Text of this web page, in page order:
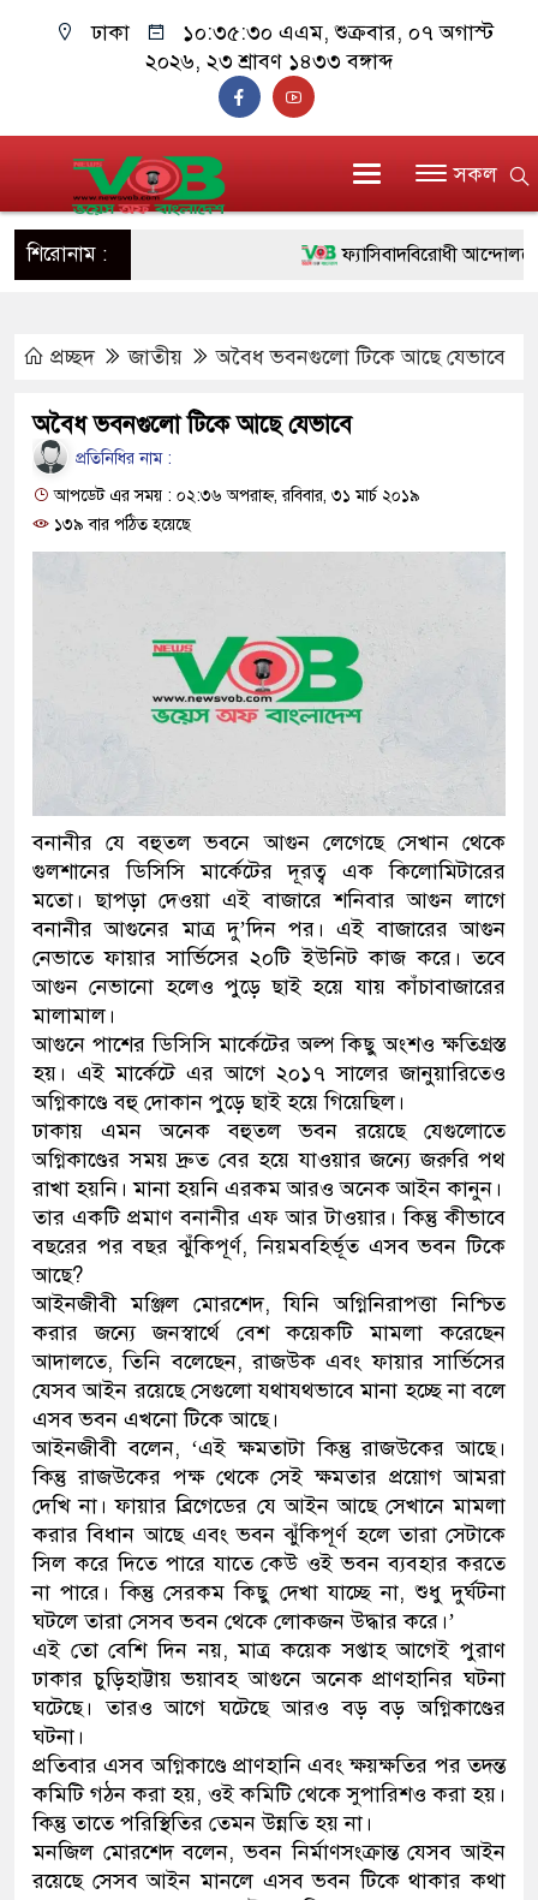
ঢাকা ১০:৩৫:৩১ এএম, শুক্রবার, ০৭ অগাস্ট
২০২৬, ২৩ শ্রাবণ ১৪৩৩ বঙ্গাব্দ
সকল
শিরোনাম : ফ্যাসিবাদবিরোধী আন্দোলনে
মাননীয় প্রধানমন্ত্রী, মন্ত্রীবর্গ ও
জনগণ পরিবর্তন চেয়েছে
প্রধানমন্ত্রী
মিরপুর মডেল থানার
মাদক কারবারি গ্রেফতার
২৮ লাখ টাকার জাল নোটসহ
যেকোনো সময় বেনজীরের
নেতৃত্ব ও গণতন্ত্রের মূর্তমান
যে ভাবে ডেভিড ইমনের কাছে
‘আজহার খান’
জড়িত কিশোর গ্যাংয়ের চার শিশু আটক
ডাকাতির প্রস্তুতিকালে দুইজনকে
থানা পুলিশ
প্রচ্ছদ জাতীয় অবৈধ ভবনগুলো টিকে আছে যেভাবে
অবৈধ ভবনগুলো টিকে আছে যেভাবে
প্রতিনিধির নাম :
আপডেট এর সময় : ০২:৩৬ অপরাহ্ন, রবিবার, ৩১ মার্চ ২০১৯
১৩৯ বার পঠিত হয়েছে
বনানীর যে বহুতল ভবনে আগুন লেগেছে সেখান থেকে
গুলশানের ডিসিসি মার্কেটের দূরত্ব এক কিলোমিটারের
মতো। ছাপড়া দেওয়া এই বাজারে শনিবার আগুন লাগে
বনানীর আগুনের মাত্র দু’দিন পর। এই বাজারের আগুন
নেভাতে ফায়ার সার্ভিসের ২০টি ইউনিট কাজ করে। তবে
আগুন নেভানো হলেও পুড়ে ছাই হয়ে যায় কাঁচাবাজারের
মালামাল।
আগুনে পাশের ডিসিসি মার্কেটের অল্প কিছু অংশও ক্ষতিগ্রস্ত
হয়। এই মার্কেটে এর আগে ২০১৭ সালের জানুয়ারিতেও
অগ্নিকাণ্ডে বহু দোকান পুড়ে ছাই হয়ে গিয়েছিল।
ঢাকায় এমন অনেক বহুতল ভবন রয়েছে যেগুলোতে
অগ্নিকাণ্ডের সময় দ্রুত বের হয়ে যাওয়ার জন্যে জরুরি পথ
রাখা হয়নি। মানা হয়নি এরকম আরও অনেক আইন কানুন।
তার একটি প্রমাণ বনানীর এফ আর টাওয়ার। কিন্তু কীভাবে
বছরের পর বছর ঝুঁকিপূর্ণ, নিয়মবহির্ভূত এসব ভবন টিকে
আছে?
আইনজীবী মঞ্জিল মোরশেদ, যিনি অগ্নিনিরাপত্তা নিশ্চিত
করার জন্যে জনস্বার্থে বেশ কয়েকটি মামলা করেছেন
আদালতে, তিনি বলেছেন, রাজউক এবং ফায়ার সার্ভিসের
যেসব আইন রয়েছে সেগুলো যথাযথভাবে মানা হচ্ছে না বলে
এসব ভবন এখনো টিকে আছে।
আইনজীবী বলেন, ‘এই ক্ষমতাটা কিন্তু রাজউকের আছে।
কিন্তু রাজউকের পক্ষ থেকে সেই ক্ষমতার প্রয়োগ আমরা
দেখি না। ফায়ার ব্রিগেডের যে আইন আছে সেখানে মামলা
করার বিধান আছে এবং ভবন ঝুঁকিপূর্ণ হলে তারা সেটাকে
সিল করে দিতে পারে যাতে কেউ ওই ভবন ব্যবহার করতে
না পারে। কিন্তু সেরকম কিছু দেখা যাচ্ছে না, শুধু দুর্ঘটনা
ঘটলে তারা সেসব ভবন থেকে লোকজন উদ্ধার করে।’
এই তো বেশি দিন নয়, মাত্র কয়েক সপ্তাহ আগেই পুরাণ
ঢাকার চুড়িহাট্টায় ভয়াবহ আগুনে অনেক প্রাণহানির ঘটনা
ঘটেছে। তারও আগে ঘটেছে আরও বড় বড় অগ্নিকাণ্ডের
ঘটনা।
প্রতিবার এসব অগ্নিকাণ্ডে প্রাণহানি এবং ক্ষয়ক্ষতির পর তদন্ত
কমিটি গঠন করা হয়, ওই কমিটি থেকে সুপারিশও করা হয়।
কিন্তু তাতে পরিস্থিতির তেমন উন্নতি হয় না।
মনজিল মোরশেদ বলেন, ভবন নির্মাণসংক্রান্ত যেসব আইন
রয়েছে সেসব আইন মানলে এসব ভবন টিকে থাকার কথা